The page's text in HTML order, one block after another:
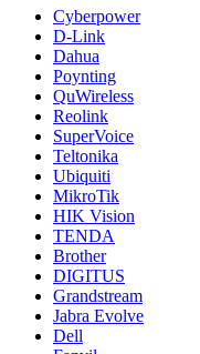
Cyberpower
D-Link
Dahua
Poynting
QuWireless
Reolink
SuperVoice
Teltonika
Ubiquiti
MikroTik
HIK Vision
TENDA
Brother
DIGITUS
Grandstream
Jabra Evolve
Dell